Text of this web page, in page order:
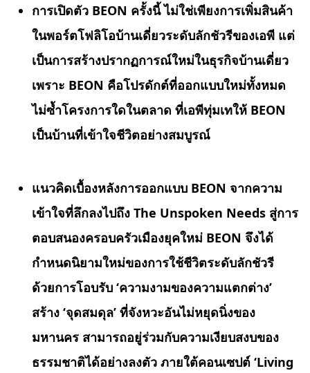
การเปิดตัว BEON ครั้งนี้ ไม่ใช่เพียงการเพิ่มสินค้า
ในพอร์ตโฟลิโอบ้านเดี่ยวระดับลักชัวรีของเอพี แต่
เป็นการสร้างปรากฏการณ์ใหม่ในธุรกิจบ้านเดี่ยว
เพราะ BEON คือโปรดักต์ที่ออกแบบใหม่ทั้งหมด
ไม่ซ้ำโครงการใดในตลาด ที่เอพีทุ่มเทให้ BEON
เป็นบ้านที่เข้าใจชีวิตอย่างสมบูรณ์
แนวคิดเบื้องหลังการออกแบบ BEON จากความ
เข้าใจที่ลึกลงไปถึง The Unspoken Needs สู่การ
ตอบสนองครอบครัวเมืองยุคใหม่ BEON จึงได้
กำหนดนิยามใหม่ของการใช้ชีวิตระดับลักชัวรี
ด้วยการโอบรับ ‘ความงามของความแตกต่าง’
สร้าง ‘จุดสมดุล’ ที่จังหวะอันไม่หยุดนิ่งของ
มหานคร สามารถอยู่ร่วมกับความเงียบสงบของ
ธรรมชาติได้อย่างลงตัว ภายใต้คอนเซปต์ ‘Living